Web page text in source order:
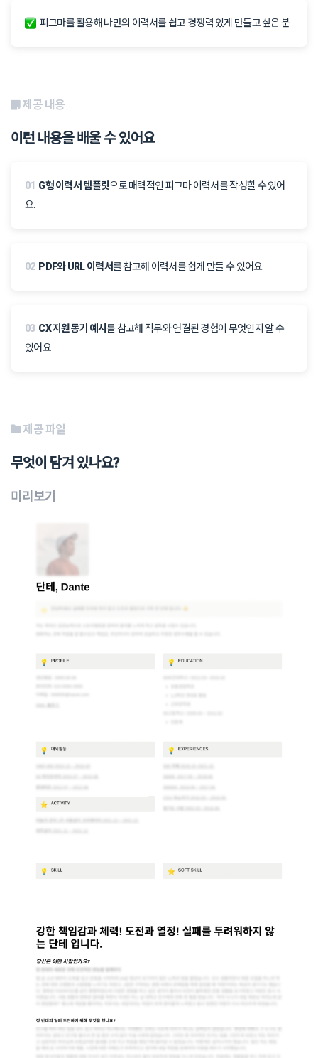
피그마를 활용해 나만의 이력서를 쉽고 경쟁력 있게 만들고 싶은 분
제공 내용
이런 내용을 배울 수 있어요
01 G형 이력서 템플릿으로 매력적인 피그마 이력서를 작성할 수 있어
요.
02 PDF와 URL 이력서를 참고해 이력서를 쉽게 만들 수 있어요.
03 CX 지원동기 예시를 참고해 직무와 연결된 경험이 무엇인지 알 수
있어요
제공 파일
무엇이 담겨 있나요?
미리보기